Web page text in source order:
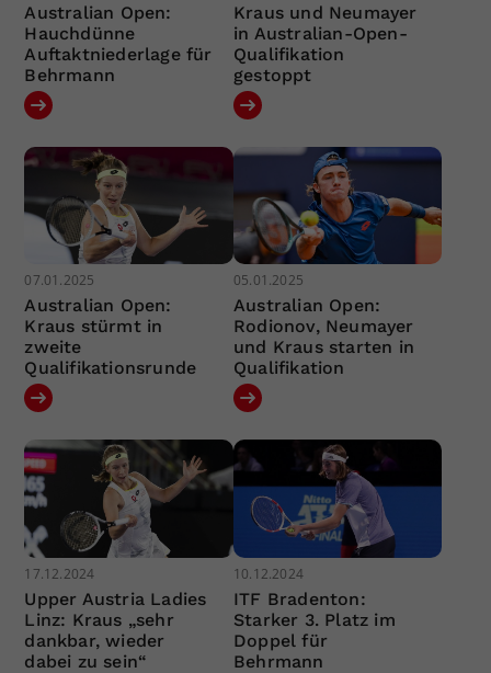
Australian Open:
Hauchdünne
Auftaktniederlage für
Behrmann
Kraus und Neumayer
in Australian-Open-
Qualifikation
gestoppt
07.01.2025
Australian Open:
Kraus stürmt in
zweite
Qualifikationsrunde
05.01.2025
Australian Open:
Rodionov, Neumayer
und Kraus starten in
Qualifikation
17.12.2024
Upper Austria Ladies
Linz: Kraus „sehr
dankbar, wieder
dabei zu sein“
10.12.2024
ITF Bradenton:
Starker 3. Platz im
Doppel für
Behrmann